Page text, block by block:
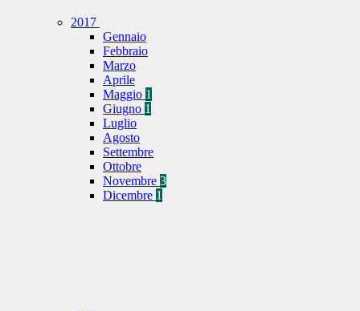
2017
Gennaio
Febbraio
Marzo
Aprile
Maggio 1
Giugno 1
Luglio
Agosto
Settembre
Ottobre
Novembre 3
Dicembre 1